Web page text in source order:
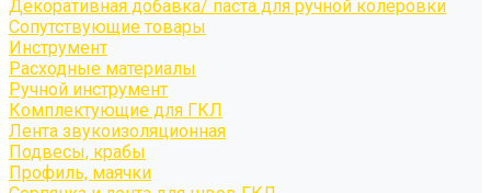
Декоративная добавка/ паста для ручной колеровки
Сопутствующие товары
Инструмент
Расходные материалы
Ручной инструмент
Комплектующие для ГКЛ
Лента звукоизоляционная
Подвесы, крабы
Профиль, маячки